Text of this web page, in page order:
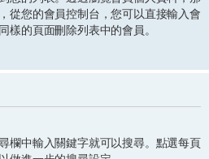
從您的會員控制台，您可以直接輸入會
樣的頁面刪除列表中的會員。
欄中輸入關鍵字就可以搜尋。點選每頁